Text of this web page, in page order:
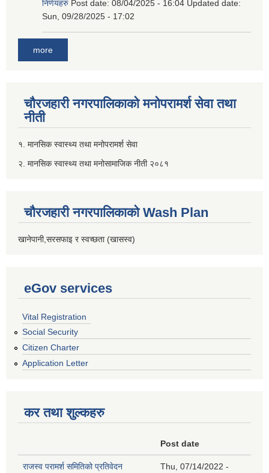
निर्णयहरु Post date: 08/04/2025 - 16:04 Updated date:
Sun, 09/28/2025 - 17:02
more
चौरजहारी नगरपालिकाको मनोपरामर्श सेवा तथा
नीती
१. मानसिक स्वास्थ्य तथा मनोपरामर्श सेवा
२. मानसिक स्वास्थ्य तथा मनोसामाजिक नीती २०८१
चौरजहारी नगरपालिकाको Wash Plan
खानेपानी,सरसफाइ र स्वच्छता (खासस्व)
eGov services
Vital Registration
Social Security
Citizen Charter
Application Letter
कर तथा शुल्कहरु
Post date
राजस्व परामर्श समितिको प्रतिवेदन
Thu, 07/14/2022 -